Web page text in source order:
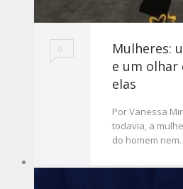
0
Mulheres:
e um olhar
elas
Por Vanessa
todavia, a
do homem